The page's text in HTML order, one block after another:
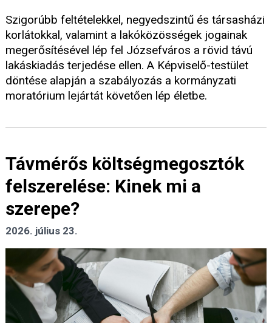
Szigorúbb feltételekkel, negyedszintű és társasházi
korlátokkal, valamint a lakóközösségek jogainak
megerősítésével lép fel Józsefváros a rövid távú
lakáskiadás terjedése ellen. A Képviselő-testület
döntése alapján a szabályozás a kormányzati
moratórium lejártát követően lép életbe.
Távmérős költségmegosztók
felszerelése: Kinek mi a
szerepe?
2026. július 23.